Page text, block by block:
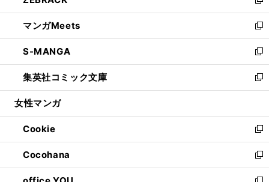
開
く
ウ
で
開
く
ン
ド
ウ
で
開
く
ウ
ィ
ン
ド
ウ
で
開
新
し
い
ウ
ィ
ン
ド
ウ
開
く
マンガMeets
新
し
い
ウ
ィ
ン
ウ
で
開
く
S-MANGA
新
し
い
ウ
ン
ド
ウ
で
開
集英社コミック文庫
新
し
ウ
ィ
ン
ド
ウ
女性マンガ
Cookie
新
し
い
ウ
Cocohana
新
し